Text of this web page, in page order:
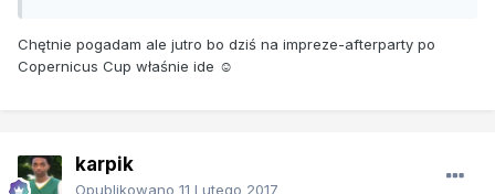
Chętnie pogadam ale jutro bo dziś na impreze-afterparty po
Copernicus Cup właśnie ide ☺
karpik
Opublikowano 11 Lutego 2017